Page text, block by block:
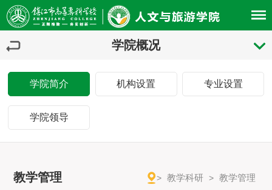
学院概况
学院简介 机构设置 专业设置
学院领导
教学管理 > 教学科研 > 教学管理